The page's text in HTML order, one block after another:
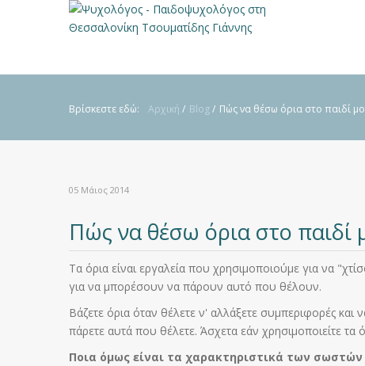
Βρίσκεστε εδώ: Αρχική / Blog/ Πώς να θέσω όρια στο παιδί
05 Μάιος 2014
Πώς να θέσω όρια στο παιδί
Τα όρια είναι εργαλεία που χρησιμοποιούμε για να
για να μπορέσουν να πάρουν αυτό που θέλουν.
Βάζετε όρια όταν θέλετε ν' αλλάξετε συμπεριφορές και
πάρετε αυτά που θέλετε. Άσχετα εάν χρησιμοποιείτε τα
Ποια όμως είναι τα χαρακτηριστικά των σωστών